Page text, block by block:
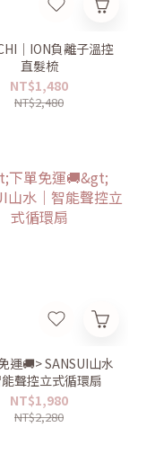
｜ION負離子溫控
直髮梳
NT$1,480
NT$2,480
運🚚> SANSUI山水
能聲控立式循環扇
NT$1,980
NT$2,280